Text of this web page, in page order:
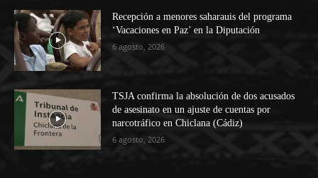
Recepción a menores saharauis del programa
‘Vacaciones en Paz’ en la Diputación
6 agosto, 2026
TSJA confirma la absolución de dos acusados
de asesinato en un ajuste de cuentas por
narcotráfico en Chiclana (Cádiz)
6 agosto, 2026